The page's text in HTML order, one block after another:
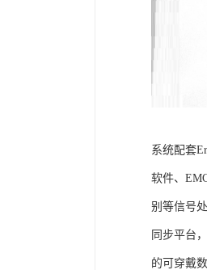
系统配套
软件、
别等信号
同步平台
的可穿戴